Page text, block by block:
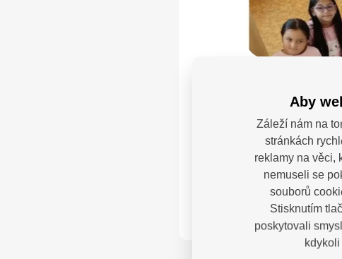
Máte
Aby
Záleží nám na
stránkách
reklamy na věci,
nemuseli se
souborů
Stisknutím
poskytovali